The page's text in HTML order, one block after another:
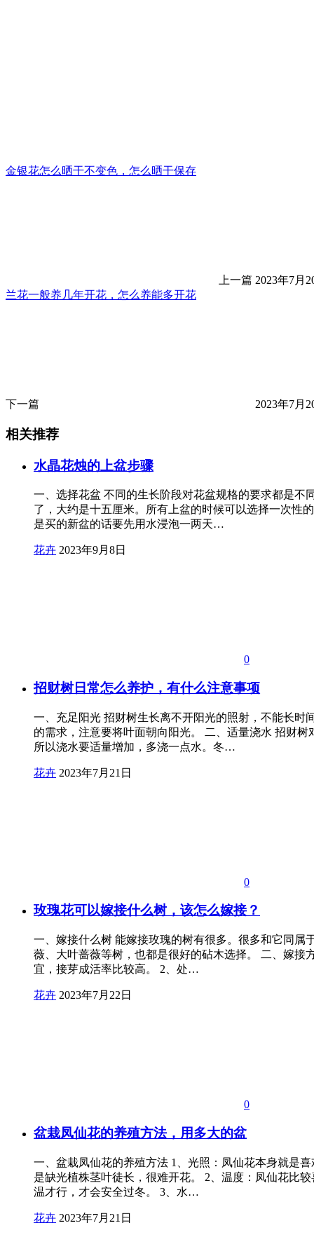
金银花怎么晒干不变色，怎么晒干保存
上一篇 2023年7月
兰花一般养几年开花，怎么养能多开花
下一篇 2023年7月
相关推荐
水晶花烛的上盆步骤
一、选择花盆 不同的生长阶段对花盆规格的要求都是
了，大约是十五厘米。所有上盆的时候可以选择一次性
是买的新盆的话要先用水浸泡一两天…
花卉 2023年9月8日
0
招财树日常怎么养护，有什么注意事项
一、充足阳光 招财树生长离不开阳光的照射，不能长
的需求，注意要将叶面朝向阳光。 二、适量浇水 招财
所以浇水要适量增加，多浇一点水。冬…
花卉 2023年7月21日
0
玫瑰花可以嫁接什么树，该怎么嫁接？
一、嫁接什么树 能嫁接玫瑰的树有很多。很多和它同
薇、大叶蔷薇等树，也都是很好的砧木选择。 二、嫁接
宜，接芽成活率比较高。 2、处…
花卉 2023年7月22日
0
盆栽凤仙花的养殖方法，用多大的盆
一、盆栽凤仙花的养殖方法 1、光照：凤仙花本身就是
是缺光植株茎叶徒长，很难开花。 2、温度：凤仙花比
温才行，才会安全过冬。 3、水…
花卉 2023年7月21日